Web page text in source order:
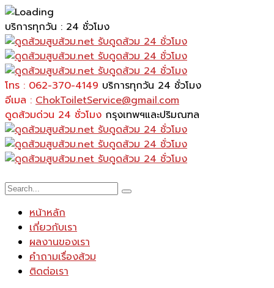
บริการทุกวัน : 24 ชั่วโมง
โทร : 062-370-4149 บริการทุกวัน 24 ชั่วโมง
อีเมล : ChokToiletService@gmail.com
ดูดส้วมด่วน 24 ชั่วโมง กรุงเทพฯและปริมณฑล
หน้าหลัก
เกี่ยวกับเรา
ผลงานของเรา
คำถามเรื่องส้วม
ติดต่อเรา